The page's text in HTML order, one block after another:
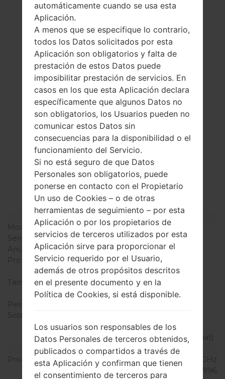
La especificación
LGH858(LGH858)
akaLG G5 Speed
Modelo y sus características
Modelo
LGH858
Serie
LG G5 Speed
Anunciado
Abril, 2016
Profundidad
7.7 milímetros (0.30
pulgadas)
Tamaño (dimensiones)
149.4 x 73.9 milímetros
(5.88 x 2.91 pulgadas)
Peso
Sistema de operación
(Marshmallow),
actualizable a 7.0 (Nougat)
Hardware
Procesador
2x2.15 GHz Kryo & 2x1.6 GHz
Kryo Qualcomm MSM8996
automáticamente cuando se usa esta
Aplicación.
A menos que se especifique lo contrario,
todos los Datos solicitados por esta
Aplicación son obligatorios y falta de
prestación de estos Datos puede
imposibilitar prestación de servicios. En
casos en los que esta Aplicación declara
específicamente que algunos Datos no
son obligatorios, los Usuarios pueden no
comunicar estos Datos sin
consecuencias para la disponibilidad o el
funcionamiento del Servicio.
Si no está seguro de que Datos
Personales son obligatorios, puede
ponerse en contacto con el Propietario
Un uso de Cookies – o de otras
herramientas de seguimiento – por esta
Aplicación o por los propietarios de
servicios de terceros utilizados por esta
Aplicación sirve para proporcionar el
Servicio requerido por el Usuario,
además de otros propósitos descritos
en el presente documento y en la
Política de Cookies, si está disponible.
Los usuarios son responsables de los
Datos Personales de terceros obtenidos,
publicados o compartidos a través de
esta Aplicación y confirman que tienen
el consentimiento de terceros para